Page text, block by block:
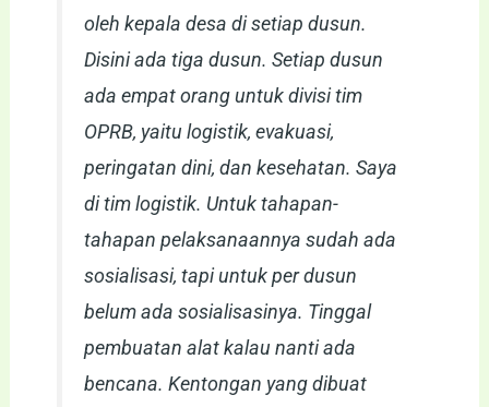
oleh kepala desa di setiap dusun.
Disini ada tiga dusun. Setiap dusun
ada empat orang untuk divisi tim
OPRB, yaitu logistik, evakuasi,
peringatan dini, dan kesehatan. Saya
di tim logistik. Untuk tahapan-
tahapan pelaksanaannya sudah ada
sosialisasi, tapi untuk per dusun
belum ada sosialisasinya. Tinggal
pembuatan alat kalau nanti ada
bencana. Kentongan yang dibuat